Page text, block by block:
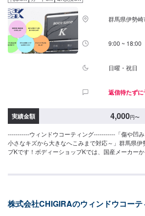
群馬県伊勢崎
9:00 ~ 18:00
日曜・祝日
返信待たずに
実績金額 4,000円〜
-----------ウィンドウコーティング-----------「傷や凹
小さなキズから大きなへこみまで対応～」群馬県伊
プKです！ボディーショップKでは、国産メーカー
色あせや剥げなどお客様の大切な愛車をプロの技
します。フロンガス交換機有！最新車種のエアコ
株式会社CHIGIRAのウィンドウコーテ